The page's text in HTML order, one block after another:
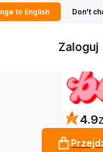
to English Don't
Zaloguj
4.9